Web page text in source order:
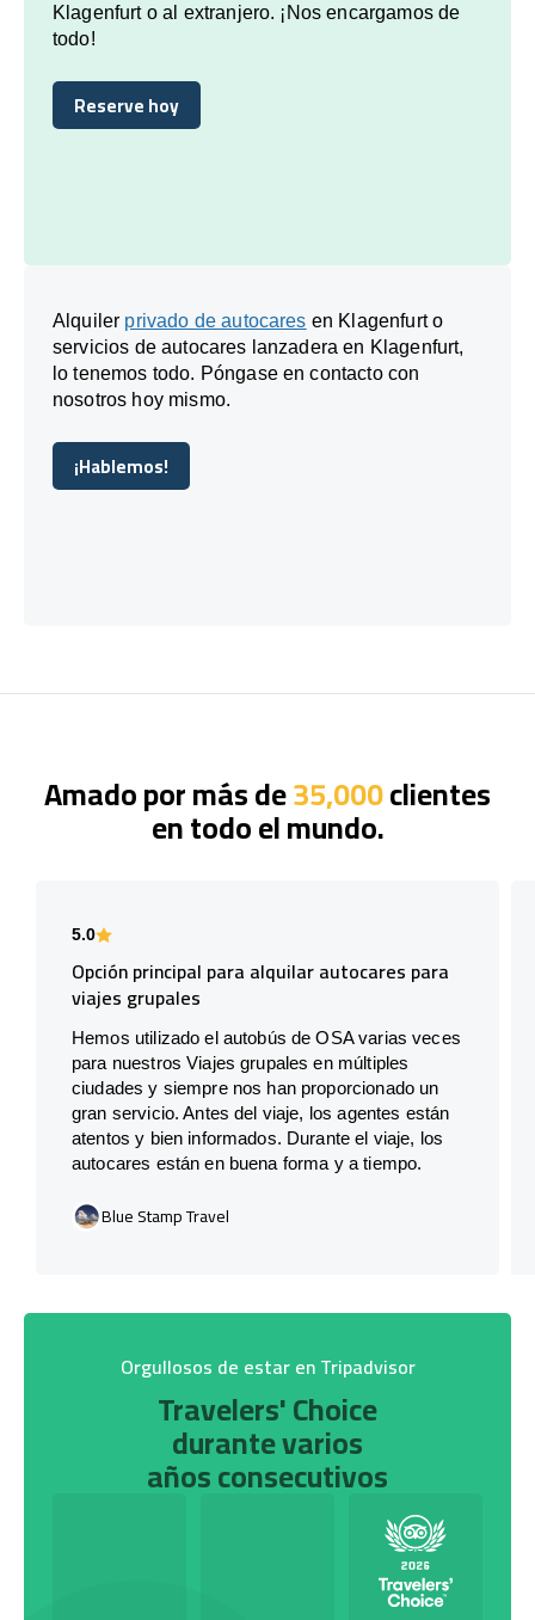
Klagenfurt o al extranjero. ¡Nos encargamos de
todo!
Reserve hoy
Reserve hoy
Alquiler privado de autocares en Klagenfurt o
servicios de autocares lanzadera en Klagenfurt,
lo tenemos todo. Póngase en contacto con
nosotros hoy mismo.
¡Hablemos!
¡Hablemos!
Amado por más de35,000clientes
en todo el mundo.
5.0
Opción principal para alquilar autocares para
viajes grupales
Hemos utilizado el autobús de OSA varias veces
para nuestros Viajes grupales en múltiples
ciudades y siempre nos han proporcionado un
gran servicio. Antes del viaje, los agentes están
atentos y bien informados. Durante el viaje, los
autocares están en buena forma y a tiempo.
Blue Stamp Travel
Orgullosos de estar en Tripadvisor
Travelers' Choice
durante varios
años consecutivos